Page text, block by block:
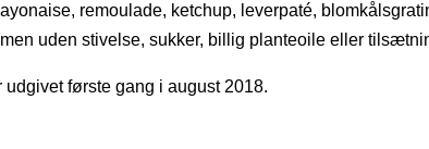
remoulade, ketchup, leverpaté,
uden stivelse, sukker, billig planteoile eller
første gang i august 2018.